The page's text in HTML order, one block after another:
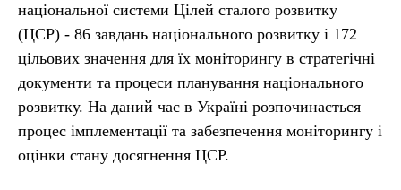
національної системи Цілей сталого розвитку
(ЦСР) - 86 завдань національного розвитку і 172
цільових значення для їх моніторингу в стратегічні
документи та процеси планування національного
розвитку. На даний час в Україні розпочинається
процес імплементації та забезпечення моніторингу і
оцінки стану досягнення ЦСР.